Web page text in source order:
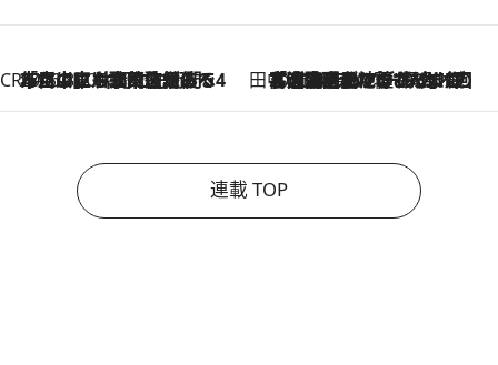
CREA'S CHOICE
2026.8.7
「立川にも歌舞伎があるんだよ」 片岡仁左衛門・市川中車ら豪華座組みで4年目の立川立飛歌舞伎へ 田中稲の勝手に再ブーム
2026.8.7
「湘南乃風に憧れて」観客大盛上がりの“タオル回し”に、ラッパー顔負けの高速歌唱まで…さだまさし（74）のアグレッシブすぎる現在地
連載 TOP